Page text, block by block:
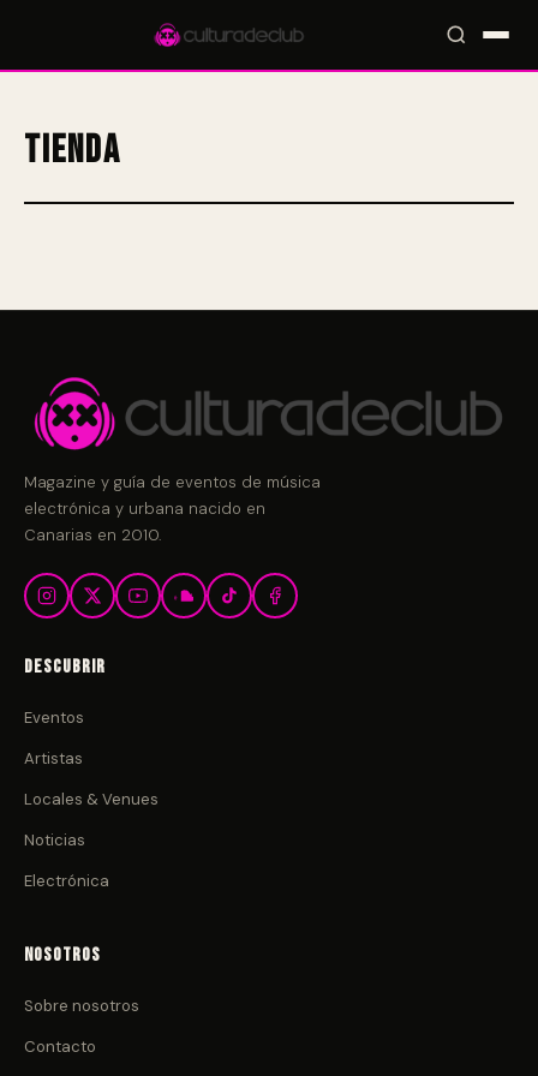
Accesos rápidos:🎪 Eventos🎤 Artistas📍 Locales📰 Magazine
Tienda
Magazine y guía de eventos de música
electrónica y urbana nacido en
Canarias en 2010.
Descubrir
Eventos
Artistas
Locales & Venues
Noticias
Electrónica
Nosotros
Sobre nosotros
Contacto